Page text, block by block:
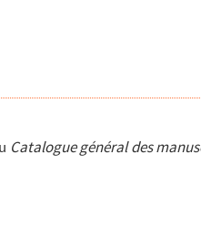
Catalogue général des